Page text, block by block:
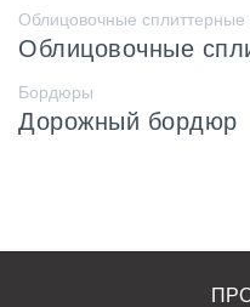
Облицовочные сплиттерные
Облицовочные
Бордюры
Дорожный бордюр